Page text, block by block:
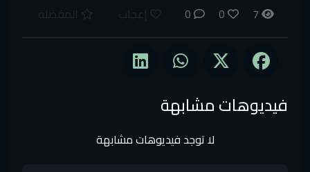
7
0
0
فيديوهات مشابهة
لا توجد فيديوهات مشابهة